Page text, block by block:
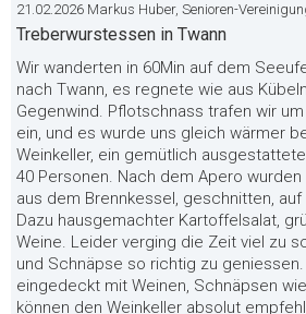
21.02.2026 Markus Huber, Senioren-
Treberwurstessen in Twann
Wir wanderten in 60Min auf dem
nach Twann, es regnete wie aus
Gegenwind. Pflotschnass trafen wir um
ein, und es wurde uns gleich wärmer
Weinkeller, ein gemütlich
40 Personen. Nach dem Apero
aus dem Brennkessel, geschnitten,
Dazu hausgemachter Kartoffelsalat,
Weine. Leider verging die Zeit viel zu
und Schnäpse so richtig zu
eingedeckt mit Weinen, Schnäpsen
können den Weinkeller absolut